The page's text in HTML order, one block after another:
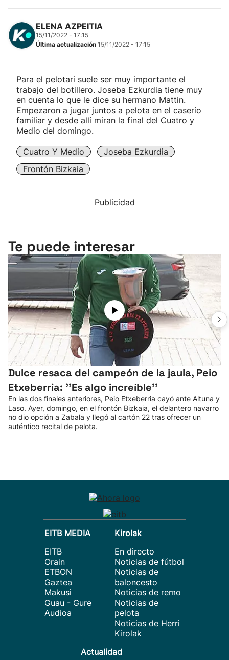
Atletismo
Carreras de montaña
Más deportes
"Helmuga"
ELENA AZPEITIA
15/11/2022 - 17:15
Última actualización 15/11/2022 - 17:15
Para el pelotari suele ser muy importante el
trabajo del botillero. Joseba Ezkurdia tiene muy
en cuenta lo que le dice su hermano Mattin.
Empezaron a jugar juntos a pelota en el caserío
familiar y desde allí miran la final del Cuatro y
Medio del domingo.
Cuatro Y Medio
Joseba Ezkurdia
Frontón Bizkaia
Publicidad
Te puede interesar
Dulce resaca del campeón de la jaula, Peio
Etxeberria: ''Es algo increíble''
En las dos finales anteriores, Peio Etxeberria cayó ante Altuna y
Laso. Ayer, domingo, en el frontón Bizkaia, el delantero navarro
no dio opción a Zabala y llegó al cartón 22 tras ofrecer un
auténtico recital de pelota.
EITB MEDIA
EITB
Orain
ETBON
Gaztea
Makusi
Guau - Gure
Audioa
Kirolak
En directo
Noticias de fútbol
Noticias de
baloncesto
Noticias de remo
Noticias de
pelota
Noticias de Herri
Kirolak
Actualidad